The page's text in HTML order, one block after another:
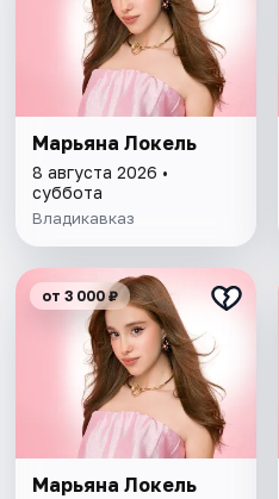
Марьяна Локель
8 августа 2026 •
суббота
Владикавказ
от 3 000 ₽
Марьяна Локель